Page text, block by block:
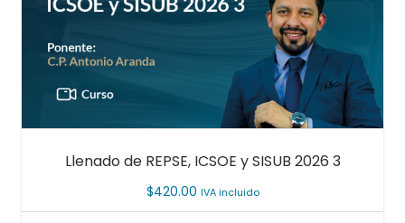
Llenado de REPSE, ICSOE y SISUB 2026 3
$420.00 IVA incluido